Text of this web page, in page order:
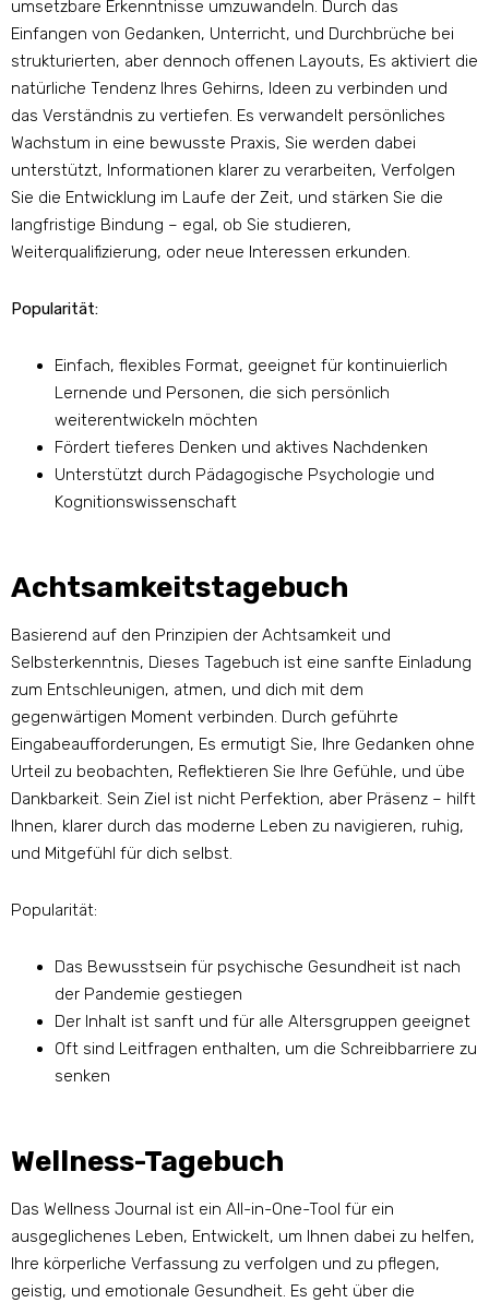
umsetzbare Erkenntnisse umzuwandeln. Durch das
Einfangen von Gedanken, Unterricht, und Durchbrüche bei
strukturierten, aber dennoch offenen Layouts, Es aktiviert die
natürliche Tendenz Ihres Gehirns, Ideen zu verbinden und
das Verständnis zu vertiefen. Es verwandelt persönliches
Wachstum in eine bewusste Praxis, Sie werden dabei
unterstützt, Informationen klarer zu verarbeiten, Verfolgen
Sie die Entwicklung im Laufe der Zeit, und stärken Sie die
langfristige Bindung – egal, ob Sie studieren,
Weiterqualifizierung, oder neue Interessen erkunden.
Popularität:
Einfach, flexibles Format, geeignet für kontinuierlich
Lernende und Personen, die sich persönlich
weiterentwickeln möchten
Fördert tieferes Denken und aktives Nachdenken
Unterstützt durch Pädagogische Psychologie und
Kognitionswissenschaft
Achtsamkeitstagebuch
Basierend auf den Prinzipien der Achtsamkeit und
Selbsterkenntnis, Dieses Tagebuch ist eine sanfte Einladung
zum Entschleunigen, atmen, und dich mit dem
gegenwärtigen Moment verbinden. Durch geführte
Eingabeaufforderungen, Es ermutigt Sie, Ihre Gedanken ohne
Urteil zu beobachten, Reflektieren Sie Ihre Gefühle, und übe
Dankbarkeit. Sein Ziel ist nicht Perfektion, aber Präsenz – hilft
Ihnen, klarer durch das moderne Leben zu navigieren, ruhig,
und Mitgefühl für dich selbst.
Popularität:
Das Bewusstsein für psychische Gesundheit ist nach
der Pandemie gestiegen
Der Inhalt ist sanft und für alle Altersgruppen geeignet
Oft sind Leitfragen enthalten, um die Schreibbarriere zu
senken
Wellness-Tagebuch
Das Wellness Journal ist ein All-in-One-Tool für ein
ausgeglichenes Leben, Entwickelt, um Ihnen dabei zu helfen,
Ihre körperliche Verfassung zu verfolgen und zu pflegen,
geistig, und emotionale Gesundheit. Es geht über die